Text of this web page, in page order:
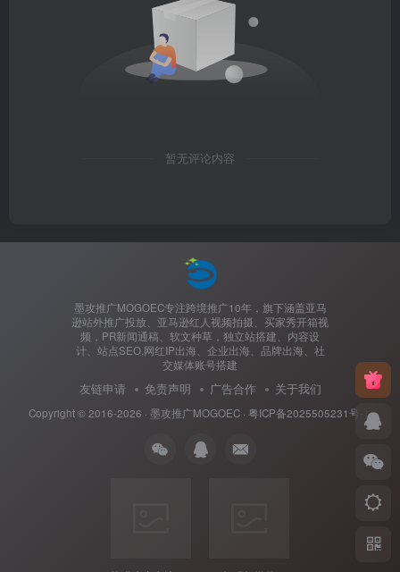
暂无评论内容
墨攻推广MOGOEC专注跨境推广10年，旗下涵盖亚马
逊站外推广投放、亚马逊红人视频拍摄、买家秀开箱视
频，PR新闻通稿、软文种草，独立站搭建、内容设
计、站点SEO,网红IP出海、企业出海、品牌出海、社
交媒体账号搭建
友链申请 免责声明 广告合作 关于我们
Copyright © 2016-2026 · 墨攻推广MOGOEC· 粤ICP备2025505231号-1.